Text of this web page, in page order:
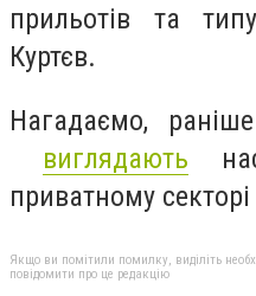
прильотів та
Куртєв.
Нагадаємо,
виглядають
приватному
Якщо ви помітили помилку, виділіть
повідомити про це редакцію